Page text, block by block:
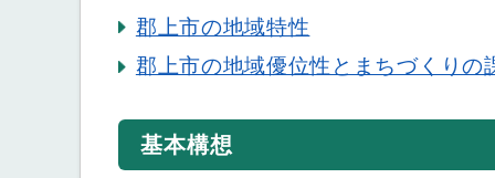
郡上市の地域特性
郡上市の地域優位性とまちづくりの
基本構想